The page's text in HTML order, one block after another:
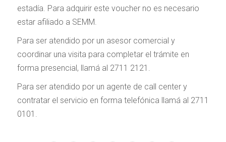
estadía. Para adquirir este voucher no es necesario
estar afiliado a SEMM.
Para ser atendido por un asesor comercial y
coordinar una visita para completar el trámite en
forma presencial, llamá al 2711 2121.
Para ser atendido por un agente de call center y
contratar el servicio en forma telefónica llamá al 2711
0101.